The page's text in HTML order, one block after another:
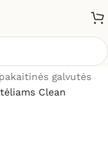
galvutės
Clean